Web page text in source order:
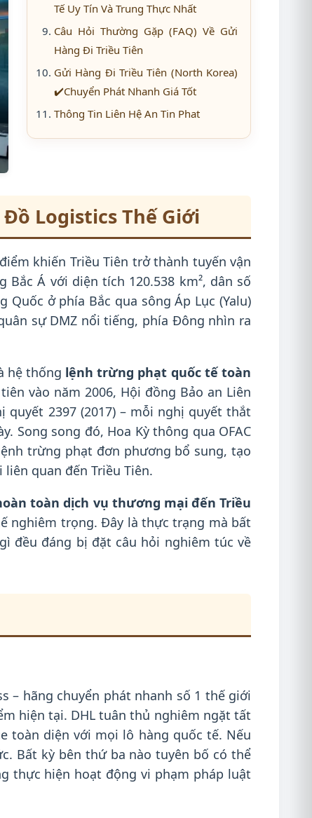
Tế Uy Tín Và Trung Thực Nhất
Câu Hỏi Thường Gặp (FAQ) Về Gửi
Hàng Đi Triều Tiên
Gửi Hàng Đi Triều Tiên (North Korea)
✔️Chuyển Phát Nhanh Giá Tốt
Thông Tin Liên Hệ An Tin Phat
Logistics Thế Giới
khiến Triều Tiên trở thành tuyến vận
Á với diện tích 120.538 km², dân số
ở phía Bắc qua sông Áp Lục (Yalu)
sự DMZ nổi tiếng, phía Đông nhìn ra
hệ thống lệnh trừng phạt quốc tế toàn
vào năm 2006, Hội đồng Bảo an Liên
2397 (2017) – mỗi nghị quyết thắt
Song song đó, Hoa Kỳ thông qua OFAC
trừng phạt đơn phương bổ sung, tạo
quan đến Triều Tiên.
toàn dịch vụ thương mại đến Triều
nghiêm trọng. Đây là thực trạng mà bất
đều đáng bị đặt câu hỏi nghiêm túc về
– hãng chuyển phát nhanh số 1 thế giới
hiện tại. DHL tuân thủ nghiêm ngặt tất
toàn diện với mọi lô hàng quốc tế. Nếu
Bất kỳ bên thứ ba nào tuyên bố có thể
thực hiện hoạt động vi phạm pháp luật